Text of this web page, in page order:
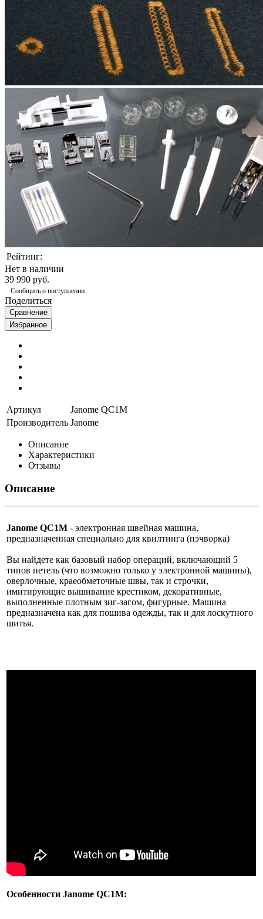
Рейтинг:
Нет в наличии
39 990 руб.
Сообщить о поступлении
Поделиться
Сравнение
Избранное
Артикул
Janome QC1M
Производитель Janome
Описание
Характеристики
Отзывы
Описание
Janome QC1M - электронная швейная машина,
предназначенная специально для квилтинга (пэчворка)
Вы найдете как базовый набор операций, включающий 5
типов петель (что возможно только у электронной машины),
оверлочные, краеобметочные швы, так и строчки,
имитирующие вышивание крестиком, декоративные,
выполненные плотным зиг-загом, фигурные. Машина
предназначена как для пошива одежды, так и для лоскутного
шитья.
Особенности Janome QC1M: